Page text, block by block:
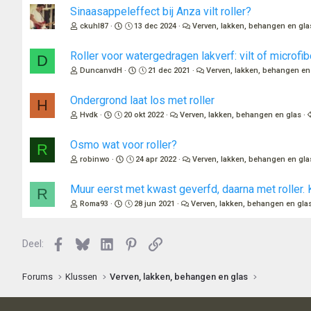
Sinaasappeleffect bij Anza vilt roller?
ckuhl87 13 dec 2024 Verven, lakken, behangen en
D Roller voor watergedragen lakverf: vilt of
DuncanvdH 21 dec 2021 Verven, lakken, behangen
H Ondergrond laat los met roller
Hvdk 20 okt 2022 Verven, lakken, behangen en glas
R Osmo wat voor roller?
robinwo 24 apr 2022 Verven, lakken, behangen en
R Muur eerst met kwast geverfd, daarna met
Roma93 28 jun 2021 Verven, lakken, behangen en
Deel: Facebook
BlueskyLinkedInPinterest
Link
Forums Klussen Verven, lakken, behangen en glas